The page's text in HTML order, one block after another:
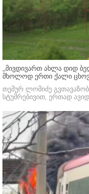
„მივდივართ ახლა დიდ
მხოლოდ ერთი ქალი
თემურ ლომიძე
სტუმრებივით, ერთად